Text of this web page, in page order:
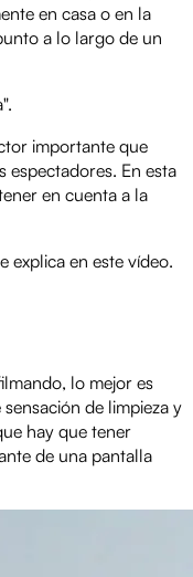
en casa o en la
a lo largo de un
importante que
espectadores. En esta
en cuenta a la
explica en este vídeo.
lo mejor es
de limpieza y
hay que tener
de una pantalla